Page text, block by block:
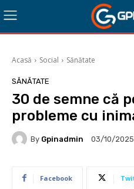
Acasă Social Sănătate
SĂNĂTATE
30 de semne că
probleme cu
By Gpinadmin 03/10/2025
Facebook